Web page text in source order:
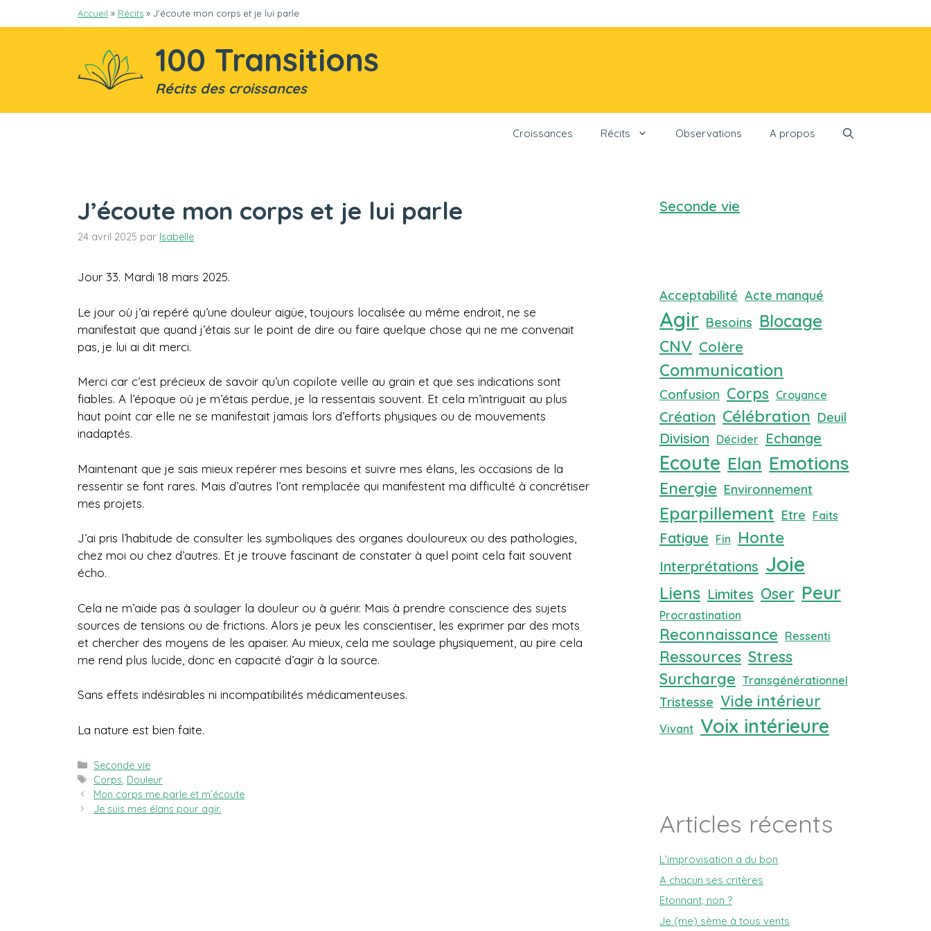
au
Accueil » Récits » J’écoute mon corps et je lui parle
100 Transitions
Récits des croissances
Croissances Récits Observations A propos
J’écoute mon corps et je lui parle
24 avril 2025 par Isabelle
Jour 33. Mardi 18 mars 2025.
Le jour où j’ai repéré qu’une douleur aigüe, toujours localisée au même endroit, ne se
manifestait que quand j’étais sur le point de dire ou faire quelque chose qui ne me convenait
pas, je lui ai dit merci.
Merci car c’est précieux de savoir qu’un copilote veille au grain et que ses indications sont
fiables. A l’époque où je m’étais perdue, je la ressentais souvent. Et cela m’intriguait au plus
haut point car elle ne se manifestait jamais lors d’efforts physiques ou de mouvements
inadaptés.
Maintenant que je sais mieux repérer mes besoins et suivre mes élans, les occasions de la
ressentir se font rares. Mais d’autres l’ont remplacée qui manifestent ma difficulté à concrétiser
mes projets.
J’ai pris l’habitude de consulter les symboliques des organes douloureux ou des pathologies,
chez moi ou chez d’autres. Et je trouve fascinant de constater à quel point cela fait souvent
écho.
Cela ne m’aide pas à soulager la douleur ou à guérir. Mais à prendre conscience des sujets
sources de tensions ou de frictions. Alors je peux les conscientiser, les exprimer par des mots
et chercher des moyens de les apaiser. Au mieux, cela me soulage physiquement, au pire cela
me rend plus lucide, donc en capacité d’agir à la source.
Sans effets indésirables ni incompatibilités médicamenteuses.
La nature est bien faite.
Catégories
Seconde vie
Étiquettes
Corps, Douleur
Mon corps me parle et m’écoute
Je suis mes élans pour agir.
Seconde vie
Acceptabilité Acte manqué
Agir Besoins Blocage
CNV Colère
Communication
Confusion Corps Croyance
Création Célébration Deuil
Division Décider Echange
Ecoute Elan Emotions
Energie Environnement
Eparpillement Etre Faits
Fatigue Fin Honte
Interprétations Joie
Liens Limites Oser Peur
Procrastination
Reconnaissance Ressenti
Ressources Stress
Surcharge Transgénérationnel
Tristesse Vide intérieur
Vivant Voix intérieure
Articles récents
L’improvisation a du bon
A chacun ses critères
Etonnant, non ?
Je (me) sème à tous vents